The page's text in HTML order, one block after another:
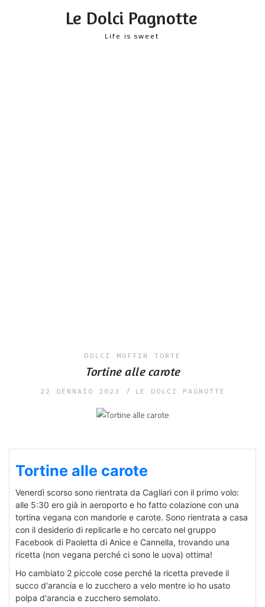
Le Dolci Pagnotte
Life is sweet
DOLCI MUFFIN TORTE
Tortine alle carote
22 GENNAIO 2023 LE DOLCI PAGNOTTE
Tortine alle carote
Venerdì scorso sono rientrata da Cagliari con il primo volo:
alle 5:30 ero già in aeroporto e ho fatto colazione con una
tortina vegana con mandorle e carote. Sono rientrata a casa
con il desiderio di replicarle e ho cercato nel gruppo
Facebook di Paoletta di Anice e Cannella, trovando una
ricetta (non vegana perché ci sono le uova) ottima!
Ho cambiato 2 piccole cose perché la ricetta prevede il
succo d'arancia e lo zucchero a velo mentre io ho usato
polpa d'arancia e zucchero semolato.